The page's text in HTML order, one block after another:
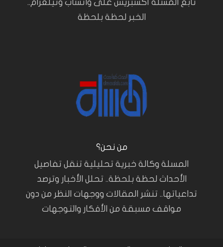
تابع المسلة أكسبريس على واتساب وتيلغرام..
الخبر لحظة بلحظة
من نحن؟
المسلة وكالة خبرية تحليلية تنقل تفاصيل
الأحداث لحظة بلحظة.. تحلل الأخبار وترصد
تداعياتها.. تنشر المقالات ووجهات النظر من دون
مواقف مسبقة من الأفكار والتوجهات